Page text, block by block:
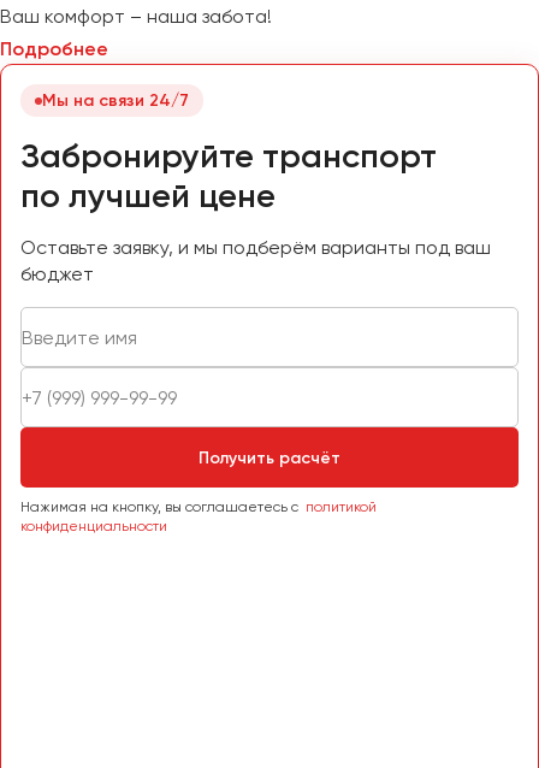
Ваш комфорт – наша забота!
Подробнее
Мы на связи 24/7
Забронируйте транспорт
по лучшей цене
Оставьте заявку, и мы подберём варианты под ваш
бюджет
Получить расчёт
Нажимая на кнопку, вы соглашаетесь с политикой
конфиденциальности